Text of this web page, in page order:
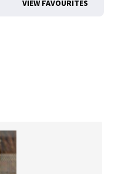
VIEW FAVOURITES